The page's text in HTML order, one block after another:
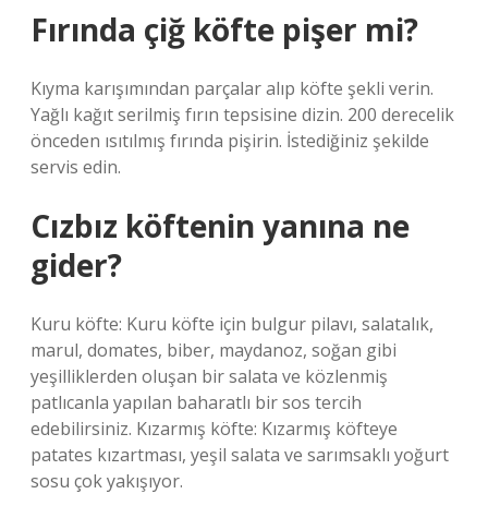
Fırında çiğ köfte pişer mi?
Kıyma karışımından parçalar alıp köfte şekli verin.
Yağlı kağıt serilmiş fırın tepsisine dizin. 200 derecelik
önceden ısıtılmış fırında pişirin. İstediğiniz şekilde
servis edin.
Cızbız köftenin yanına ne
gider?
Kuru köfte: Kuru köfte için bulgur pilavı, salatalık,
marul, domates, biber, maydanoz, soğan gibi
yeşilliklerden oluşan bir salata ve közlenmiş
patlıcanla yapılan baharatlı bir sos tercih
edebilirsiniz. Kızarmış köfte: Kızarmış köfteye
patates kızartması, yeşil salata ve sarımsaklı yoğurt
sosu çok yakışıyor.